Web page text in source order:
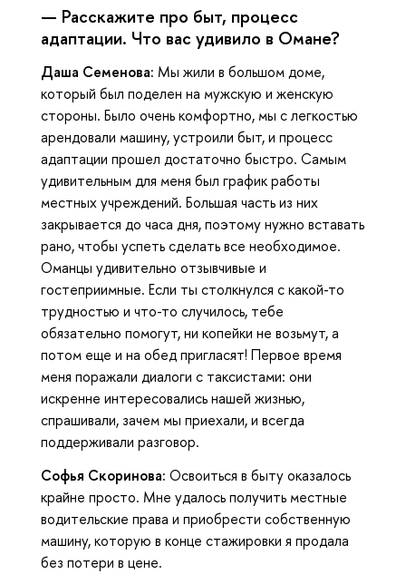
— Расскажите про быт, процесс
адаптации. Что вас удивило в Омане?
Даша Семенова: Мы жили в большом доме,
который был поделен на мужскую и женскую
стороны. Было очень комфортно, мы с легкостью
арендовали машину, устроили быт, и процесс
адаптации прошел достаточно быстро. Самым
удивительным для меня был график работы
местных учреждений. Большая часть из них
закрывается до часа дня, поэтому нужно вставать
рано, чтобы успеть сделать все необходимое.
Оманцы удивительно отзывчивые и
гостеприимные. Если ты столкнулся с какой-то
трудностью и что-то случилось, тебе
обязательно помогут, ни копейки не возьмут, а
потом еще и на обед пригласят! Первое время
меня поражали диалоги с таксистами: они
искренне интересовались нашей жизнью,
спрашивали, зачем мы приехали, и всегда
поддерживали разговор.
Софья Скоринова: Освоиться в быту оказалось
крайне просто. Мне удалось получить местные
водительские права и приобрести собственную
машину, которую в конце стажировки я продала
без потери в цене.